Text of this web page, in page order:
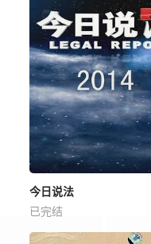
今日说法
已完结